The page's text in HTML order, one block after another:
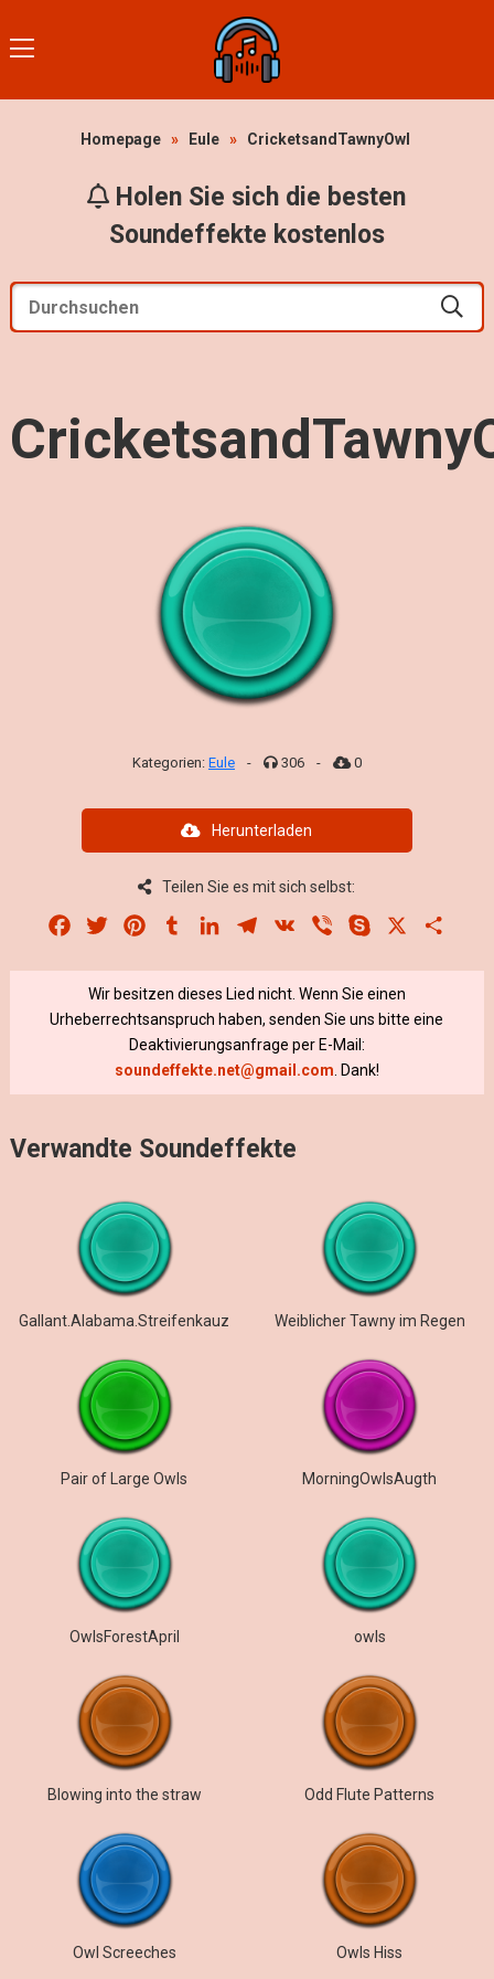
Homepage » Eule » CricketsandTawnyOwl
Holen Sie sich die besten
Soundeffekte kostenlos
Kategorien: Eule - 306 - 0
Herunterladen
Teilen Sie es mit sich selbst:
Facebook
Twitter PinterestTumblrLinkedInTelegram
VK Viber Skype
Wir besitzen dieses Lied nicht. Wenn Sie einen
Urheberrechtsanspruch haben, senden Sie uns bitte eine
Deaktivierungsanfrage per E-Mail:
soundeffekte.net@gmail.com . Dank!
Verwandte Soundeffekte
Gallant.Alabama.Streifenkauz Weiblicher Tawny im Regen
Pair of Large Owls MorningOwlsAugth
OwlsForestApril owls
Blowing into the straw Odd Flute Patterns
Owl Screeches Owls Hiss